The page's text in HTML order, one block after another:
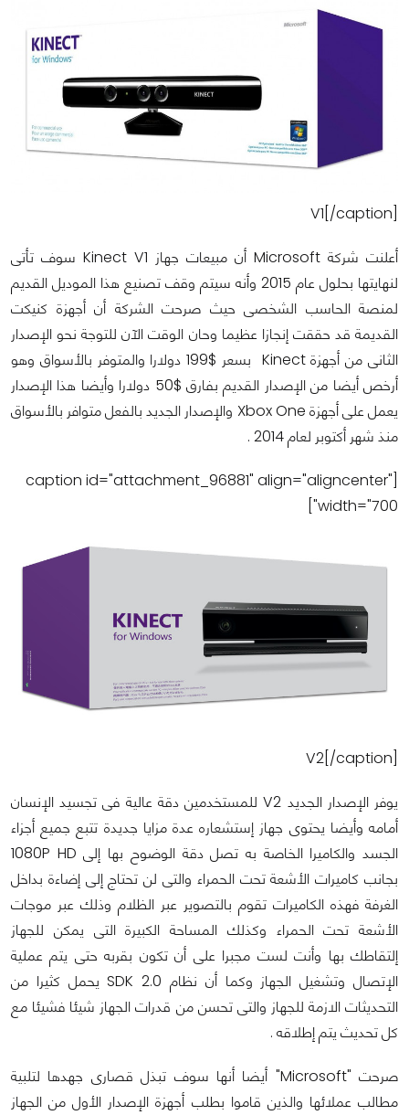
V1[/caption]
أعلنت شركة Microsoft أن مبيعات جهاز Kinect V1 سوف تأتى
لنهايتها بحلول عام 2015 وأنه سيتم وقف تصنيع هذا الموديل القديم
لمنصة الحاسب الشخصى حيث صرحت الشركة أن أجهزة كنيكت
القديمة قد حققت إنجازا عظيما وحان الوقت الآن للتوجة نحو الإصدار
الثانى من أجهزة Kinect بسعر $199 دولارا والمتوفر بالأسواق وهو
أرخص أيضا من الإصدار القديم بفارق $50 دولارا وأيضا هذا الإصدار
يعمل على أجهزة Xbox One والإصدار الجديد بالفعل متوافر بالأسواق
منذ شهر أكتوبر لعام 2014 .
[caption id="attachment_96881" align="aligncenter"
width="700"]
V2[/caption]
يوفر الإصدار الجديد V2 للمستخدمين دقة عالية فى تجسيد الإنسان
أمامه وأيضا يحتوى جهاز إستشعاره عدة مزايا جديدة تتبع جميع أجزاء
الجسد والكاميرا الخاصة به تصل دقة الوضوح بها إلى 1080P HD
بجانب كاميرات الأشعة تحت الحمراء والتى لن تحتاج إلى إضاءة بداخل
الغرفة فهذه الكاميرات تقوم بالتصوير عبر الظلام وذلك عبر موجات
الأشعة تحت الحمراء وكذلك المساحة الكبيرة التى يمكن للجهاز
إلتقاطك بها وأنت لست مجبرا على أن تكون بقربه حتى يتم عملية
الإتصال وتشغيل الجهاز وكما أن نظام SDK 2.0 يحمل كثيرا من
التحديثات الازمة للجهاز والتى تحسن من قدرات الجهاز شيئا فشيئا مع
كل تحديث يتم إطلاقه .
صرحت "Microsoft" أيضا أنها سوف تبذل قصارى جهدها لتلبية
مطالب عملائها والذين قاموا بطلب أجهزة الإصدار الأول من الجهاز